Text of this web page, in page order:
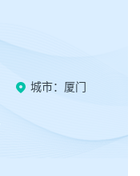
城市：厦门